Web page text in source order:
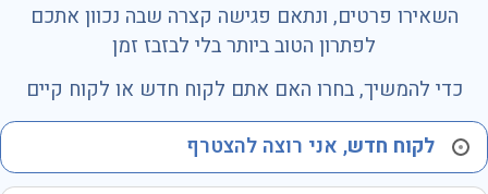
השאירו פרטים, ונתאם פגישה קצרה שבה נכוון אתכם
לפתרון הטוב ביותר בלי לבזבז זמן
כדי להמשיך, בחרו האם אתם לקוח חדש או לקוח קיים
לקוח חדש, אני רוצה להצטרף